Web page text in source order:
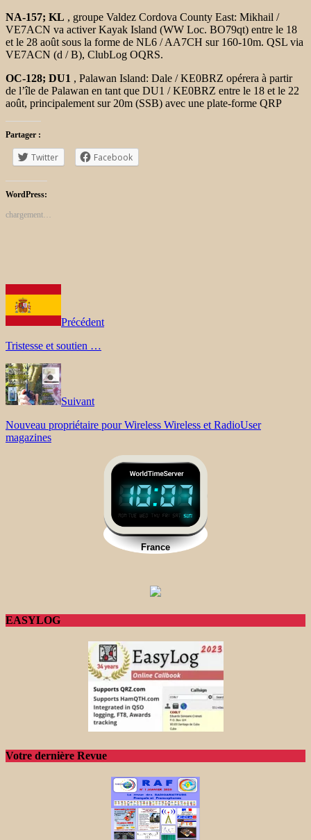
NA-157; KL , groupe Valdez Cordova County East: Mikhail /
VE7ACN va activer Kayak Island (WW Loc. BO79qt) entre le 18
et le 28 août sous la forme de NL6 / AA7CH sur 160-10m. QSL via
VE7ACN (d / B), ClubLog OQRS.
OC-128; DU1 , Palawan Island: Dale / KE0BRZ opérera à partir
de l’île de Palawan en tant que DU1 / KE0BRZ entre le 18 et le 22
août, principalement sur 20m (SSB) avec une plate-forme QRP
Partager :
Twitter Facebook
WordPress:
chargement…
Précédent
Tristesse et soutien …
Suivant
Nouveau propriétaire pour Wireless Wireless et RadioUser
magazines
EASYLOG
Votre dernière Revue